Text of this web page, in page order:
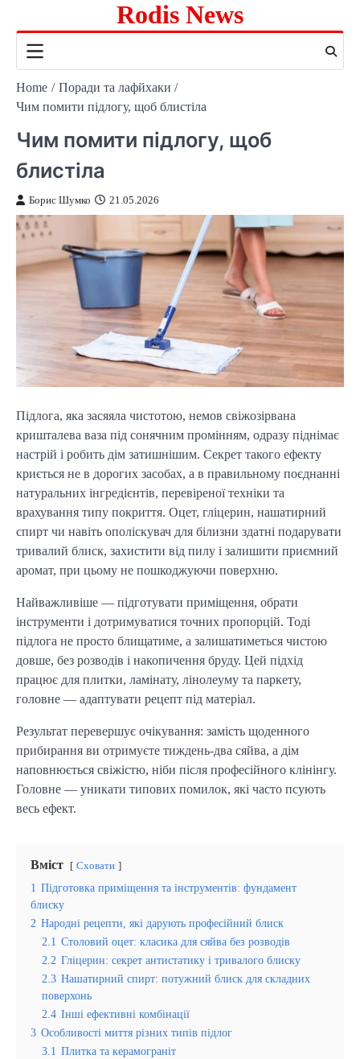
content
Rodis News
Home
Поради та лафйхаки
Чим помити підлогу, щоб блистіла
Чим помити підлогу, щоб
блистіла
Борис Шумко 21.05.2026
Підлога, яка засяяла чистотою, немов свіжозірвана
кришталева ваза під сонячним промінням, одразу піднімає
настрій і робить дім затишнішим. Секрет такого ефекту
криється не в дорогих засобах, а в правильному поєднанні
натуральних інгредієнтів, перевіреної техніки та
врахування типу покриття. Оцет, гліцерин, нашатирний
спирт чи навіть ополіскувач для білизни здатні подарувати
тривалий блиск, захистити від пилу і залишити приємний
аромат, при цьому не пошкоджуючи поверхню.
Найважливіше — підготувати приміщення, обрати
інструменти і дотримуватися точних пропорцій. Тоді
підлога не просто блищатиме, а залишатиметься чистою
довше, без розводів і накопичення бруду. Цей підхід
працює для плитки, ламінату, лінолеуму та паркету,
головне — адаптувати рецепт під матеріал.
Результат перевершує очікування: замість щоденного
прибирання ви отримуєте тиждень-два сяйва, а дім
наповнюється свіжістю, ніби після професійного клінінгу.
Головне — уникати типових помилок, які часто псують
весь ефект.
Вміст Сховати
1 Підготовка приміщення та інструментів: фундамент
блиску
2 Народні рецепти, які дарують професійний блиск
2.1 Столовий оцет: класика для сяйва без розводів
2.2 Гліцерин: секрет антистатику і тривалого блиску
2.3 Нашатирний спирт: потужний блиск для складних
поверхонь
2.4 Інші ефективні комбінації
3 Особливості миття різних типів підлог
3.1 Плитка та керамограніт